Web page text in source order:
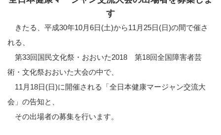
す
きたる、平成30年10月6日(土)から11月25日(日)の間で催さ
れる、
第33回国民文化祭・おおいた2018 第18回全国障害者芸
術・文化祭おおいた大会の中で、
11月18日(日)に開催される「全日本健康マージャン交流大
会」の告知と、
その出場者の募集を行います。